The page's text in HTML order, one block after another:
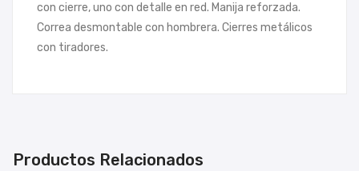
con cierre, uno con detalle en red. Manija reforzada.
Correa desmontable con hombrera. Cierres metálicos
con tiradores.
Productos Relacionados